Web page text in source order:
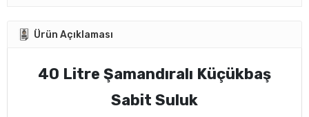
Ürün Açıklaması
40 Litre Şamandıralı Küçükbaş
Sabit Suluk